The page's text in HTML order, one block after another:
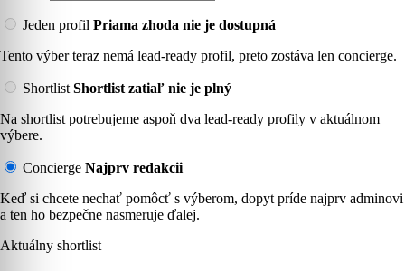
Jeden profil Priama zhoda nie je dostupná
Tento výber teraz nemá lead-ready profil, preto zostáva len concierge.
Shortlist Shortlist zatiaľ nie je plný
Na shortlist potrebujeme aspoň dva lead-ready profily v aktuálnom
výbere.
Concierge Najprv redakcii
Keď si chcete nechať pomôcť s výberom, dopyt príde najprv adminovi
a ten ho bezpečne nasmeruje ďalej.
Aktuálny shortlist